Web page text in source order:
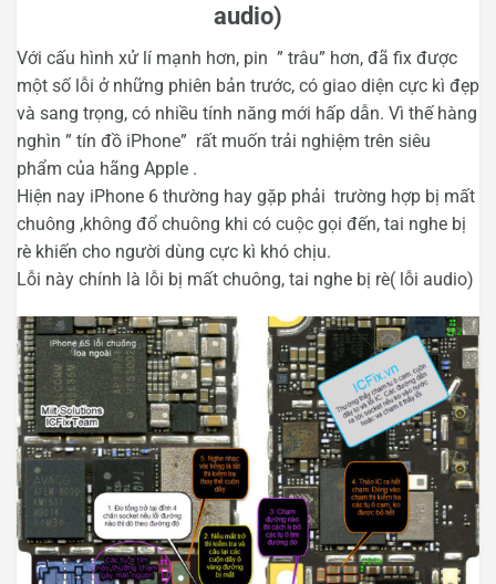
audio)
Với cấu hình xử lí mạnh hơn, pin ” trâu” hơn, đã fix được
một số lỗi ở những phiên bản trước, có giao diện cực kì đẹp
và sang trọng, có nhiều tính năng mới hấp dẫn. Vì thế hàng
nghìn ” tín đồ iPhone” rất muốn trải nghiệm trên siêu
phẩm của hãng Apple .
Hiện nay iPhone 6 thường hay gặp phải trường hợp bị mất
chuông ,không đổ chuông khi có cuộc gọi đến, tai nghe bị
rè khiến cho người dùng cực kì khó chịu.
Lỗi này chính là lỗi bị mất chuông, tai nghe bị rè( lỗi audio)